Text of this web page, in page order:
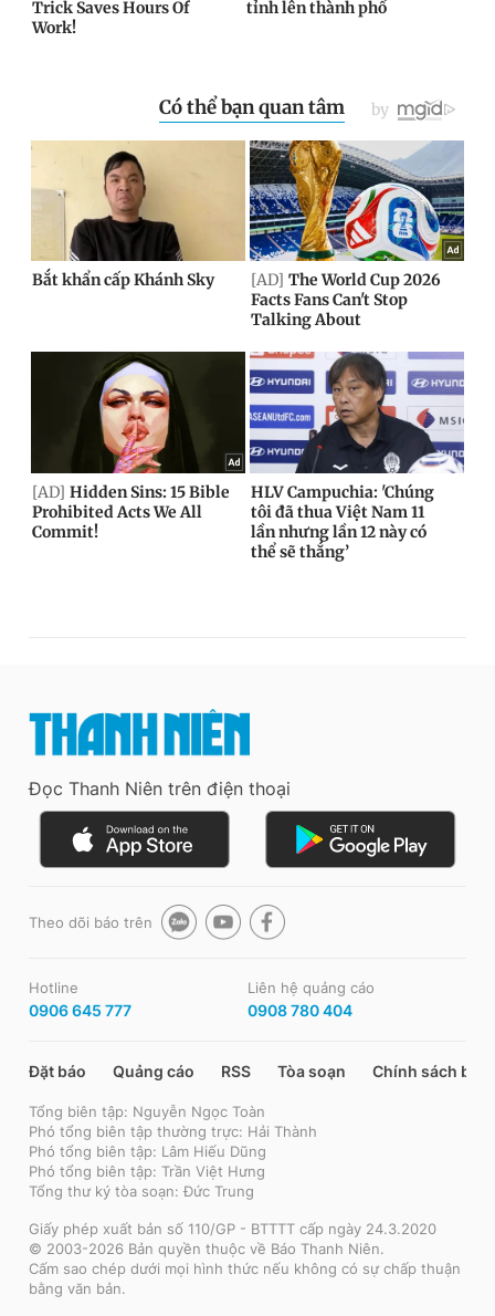
Đọc Thanh Niên trên điện thoại
Theo dõi báo trên
Hotline
0906 645 777
Liên hệ quảng cáo
0908 780 404
Đặt báo Quảng cáo RSS Tòa soạn Chính sách bảo
Tổng biên tập: Nguyễn Ngọc Toàn
Phó tổng biên tập thường trực: Hải Thành
Phó tổng biên tập: Lâm Hiếu Dũng
Phó tổng biên tập: Trần Việt Hưng
Tổng thư ký tòa soạn: Đức Trung
Giấy phép xuất bản số 110/GP - BTTTT cấp ngày 24.3.2020
© 2003-2026 Bản quyền thuộc về Báo Thanh Niên.
Cấm sao chép dưới mọi hình thức nếu không có sự chấp thuận
bằng văn bản.